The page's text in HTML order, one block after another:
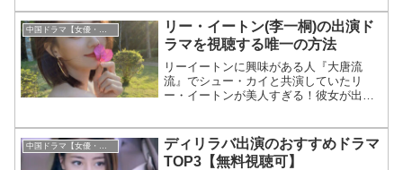
リー・イートン(李一桐)の出演ド
ラマを視聴する唯一の方法
リーイートンに興味がある人『大唐流
流』でシュー・カイと共演していたリ
ー・イートンが美人すぎる！彼女が出演
ディリラバ出演のおすすめドラマ
TOP3【無料視聴可】